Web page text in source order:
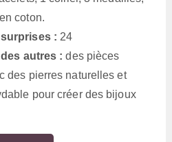
coton.
: 24
autres : des pièces
des pierres naturelles et
pour créer des bijoux